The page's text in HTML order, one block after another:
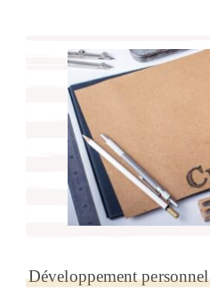
Développement personnel